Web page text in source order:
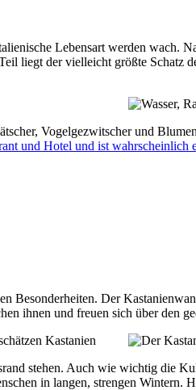
Lebensart werden wach.
liegt der vielleicht größte Schatz
Vogelgezwitscher und
und Hotel und ist
Besonderheiten. Der
ihnen und freuen sich über den
stehen. Auch wie wichtig die
in langen, strengen Wintern.